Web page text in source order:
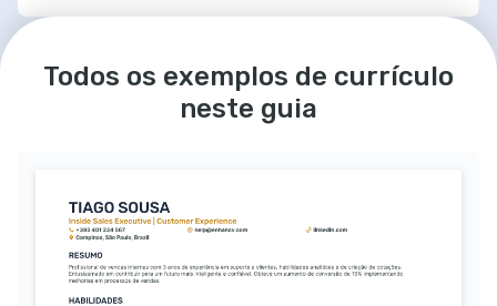
Todos os exemplos de currículo
neste guia